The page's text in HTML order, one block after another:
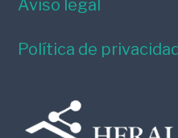
Aviso legal
Política de